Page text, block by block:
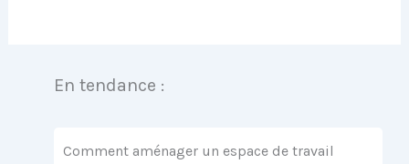
En tendance :
Comment aménager un espace de travail